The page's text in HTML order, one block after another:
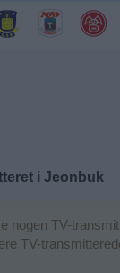
i Jeonbuk
nogen TV-
TV-